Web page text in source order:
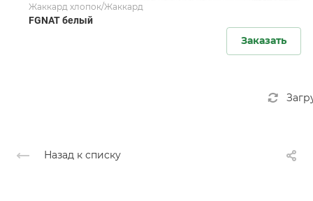
Жаккард хлопок/Жаккард
FGNAT белый
Заказать
Назад к списку